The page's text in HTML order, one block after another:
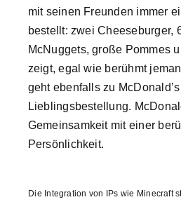
mit seinen Freunden immer
bestellt: zwei Cheeseburger,
McNuggets, große Pommes
zeigt, egal wie berühmt
geht ebenfalls zu
Lieblingsbestellung.
Gemeinsamkeit mit einer
Persönlichkeit.
Die Integration von IPs wie Minecraft